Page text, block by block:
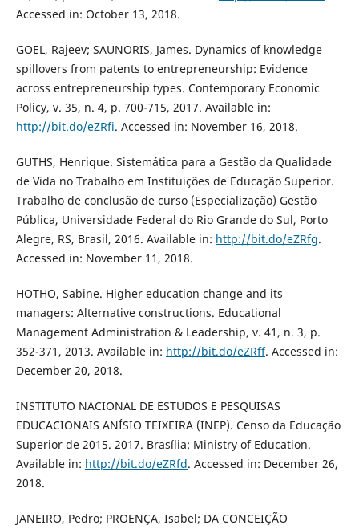
Accessed in: October 13, 2018.
GOEL, Rajeev; SAUNORIS, James. Dynamics of knowledge
spillovers from patents to entrepreneurship: Evidence
across entrepreneurship types. Contemporary Economic
Policy, v. 35, n. 4, p. 700-715, 2017. Available in:
http://bit.do/eZRfi. Accessed in: November 16, 2018.
GUTHS, Henrique. Sistemática para a Gestão da Qualidade
de Vida no Trabalho em Instituições de Educação Superior.
Trabalho de conclusão de curso (Especialização) Gestão
Pública, Universidade Federal do Rio Grande do Sul, Porto
Alegre, RS, Brasil, 2016. Available in: http://bit.do/eZRfg.
Accessed in: November 11, 2018.
HOTHO, Sabine. Higher education change and its
managers: Alternative constructions. Educational
Management Administration & Leadership, v. 41, n. 3, p.
352-371, 2013. Available in: http://bit.do/eZRff. Accessed in:
December 20, 2018.
INSTITUTO NACIONAL DE ESTUDOS E PESQUISAS
EDUCACIONAIS ANÍSIO TEIXEIRA (INEP). Censo da Educação
Superior de 2015. 2017. Brasília: Ministry of Education.
Available in: http://bit.do/eZRfd. Accessed in: December 26,
2018.
JANEIRO, Pedro; PROENÇA, Isabel; DA CONCEIÇÃO